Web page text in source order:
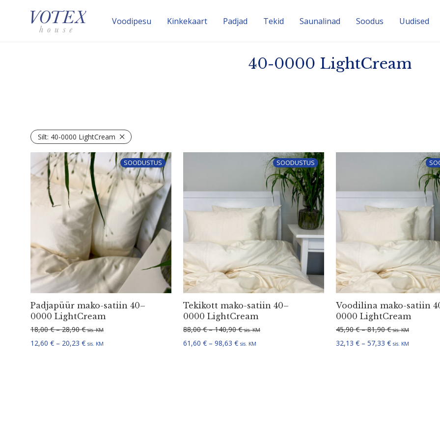
Voodipesu Kinke­kaart Padjad Tekid Sauna­linad Soodus Uudised
40-0000 LightCream
Silt: 40-0000 LightCream
SOODUSTUS
Padjapüür mako-satiin 40–
0000 LightCream
18,00€ – 28,90€Hinnavahemik: 18,00 € kuni 28,90 €
sis. KM
12,60 € – 20,23 €Hinnavahemik: 12,60 € kuni 20,23 €
sis. KM
SOODUSTUS
Tekikott mako-satiin 40–
0000 LightCream
88,00€ – 140,90€Hinnavahemik: 88,00 € kuni 140,90 €
sis. KM
61,60 € – 98,63 €Hinnavahemik: 61,60 € kuni 98,63 €
sis. KM
Voodilina mako-satiin
0000 LightCream
45,90€ – 81,90€Hinnavahemik:
sis. KM
32,13 € – 57,33 €Hinnavahemik:
sis. KM